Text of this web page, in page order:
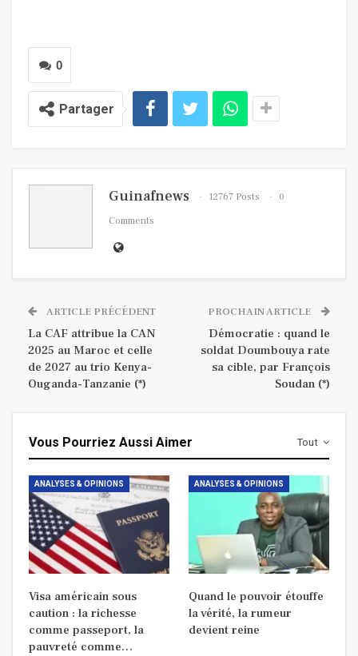
0
Partager
Guinafnews 12767 Posts
0
Comments
ARTICLE PRÉCÉDENT
La CAF attribue la CAN
2025 au Maroc et celle
de 2027 au trio Kenya-
Ouganda-Tanzanie (*)
PROCHAIN ARTICLE
Démocratie : quand le
soldat Doumbouya rate
sa cible, par François
Soudan (*)
Tout
Vous Pourriez Aussi Aimer
ANALYSES & OPINIONS
Visa américain sous
caution : la richesse
comme passeport, la
pauvreté comme…
ANALYSES & OPINIONS
Quand le pouvoir étouffe
la vérité, la rumeur
devient reine